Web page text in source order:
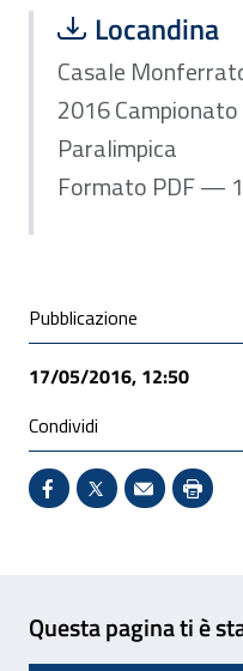
Scarica file:
Locandina
Formato PDF
Casale
2016
Paralimpica
Formato PDF —
Condivisione social
Pubblicazione
17/05/2016, 12:50
Condividi
Condividi su
X - SitoInvio
Questa pagina ti è